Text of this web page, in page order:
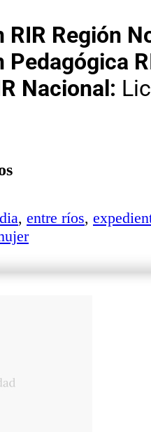
RIR Región
Pedagógica
Nacional:
, entre ríos,